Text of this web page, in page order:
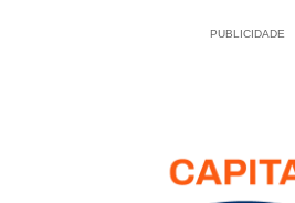
PUBLICIDADE